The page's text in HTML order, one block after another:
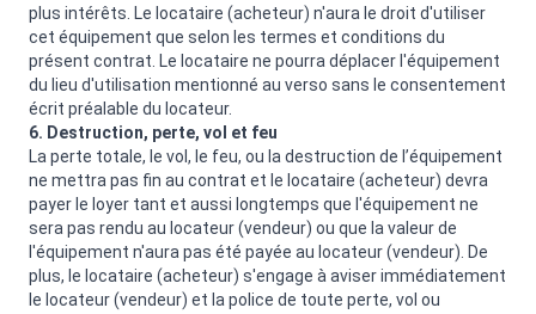
plus intérêts. Le locataire (acheteur) n'aura le droit d'utiliser
cet équipement que selon les termes et conditions du
présent contrat. Le locataire ne pourra déplacer l'équipement
du lieu d'utilisation mentionné au verso sans le consentement
écrit préalable du locateur.
6. Destruction, perte, vol et feu
La perte totale, le vol, le feu, ou la destruction de l’équipement
ne mettra pas fin au contrat et le locataire (acheteur) devra
payer le loyer tant et aussi longtemps que l'équipement ne
sera pas rendu au locateur (vendeur) ou que la valeur de
l'équipement n'aura pas été payée au locateur (vendeur). De
plus, le locataire (acheteur) s'engage à aviser immédiatement
le locateur (vendeur) et la police de toute perte, vol ou